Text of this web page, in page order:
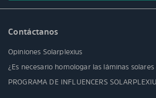
Contáctanos
Opiniones Solarplexius
¿Es necesario homologar las láminas
PROGRAMA DE INFLUENCERS